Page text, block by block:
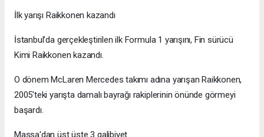
İlk yarışı Raikkonen kazandı
İstanbul'da gerçekleştirilen ilk Formula 1 yarışını, Fin sürücü
Kimi Raikkonen kazandı.
O dönem McLaren Mercedes takımı adına yarışan Raikkonen,
2005'teki yarışta damalı bayrağı rakiplerinin önünde görmeyi
başardı.
Massa'dan üst üste 3 galibiyet